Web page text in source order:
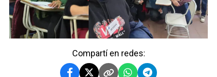
Compartí en redes: